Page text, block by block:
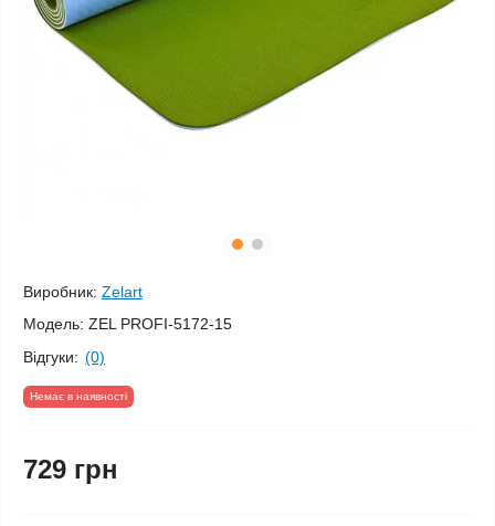
Виробник: Zelart
Модель: ZEL PROFI-5172-15
Відгуки: (0)
Немає в наявності
729 грн